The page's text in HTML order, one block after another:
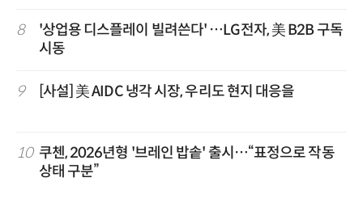
8
'상업용 디스플레이 빌려쓴다' …LG전자, 美 B2B 구독
시동
9 [사설] 美 AIDC 냉각 시장, 우리도 현지 대응을
10 쿠첸, 2026년형 '브레인 밥솥' 출시…“표정으로 작동
상태 구분”